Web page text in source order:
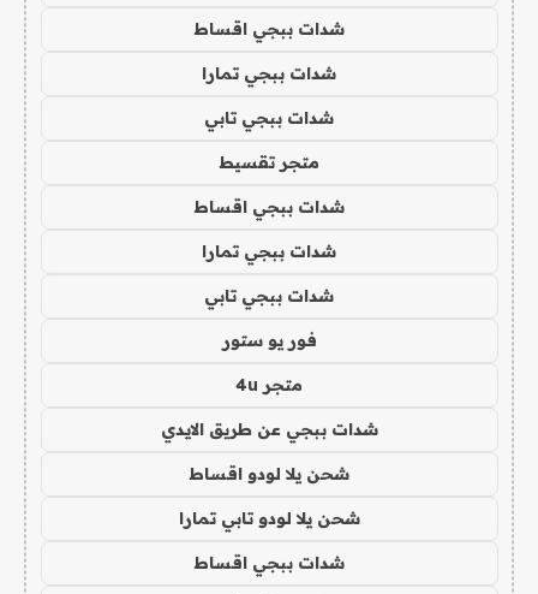
شدات ببجي اقساط
شدات ببجي تمارا
شدات ببجي تابي
متجر تقسيط
شدات ببجي اقساط
شدات ببجي تمارا
شدات ببجي تابي
فور يو ستور
متجر 4u
شدات ببجي عن طريق الايدي
شحن يلا لودو اقساط
شحن يلا لودو تابي تمارا
شدات ببجي اقساط